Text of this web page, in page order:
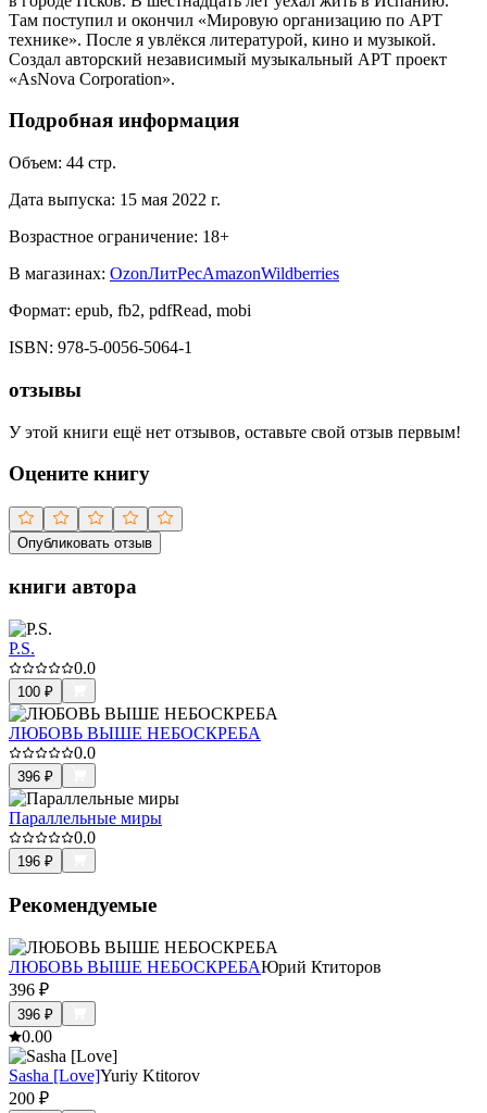
Там поступил и окончил «Мировую организацию по АРТ
технике». После я увлёкся литературой, кино и музыкой.
Создал авторский независимый музыкальный АРТ проект
«AsNova Corporation».
Подробная информация
Объем: 44 стр.
Дата выпуска: 15 мая 2022 г.
Возрастное ограничение: 18+
В магазинах: OzonЛитРесAmazonWildberries
Формат: epub, fb2, pdfRead, mobi
ISBN: 978-5-0056-5064-1
отзывы
У этой книги ещё нет отзывов, оставьте свой отзыв первым!
Оцените книгу
Опубликовать отзыв
книги автора
P.S.
0.0
100 ₽
ЛЮБОВЬ ВЫШЕ НЕБОСКРЕБА
0.0
396 ₽
Параллельные миры
0.0
196 ₽
Рекомендуемые
ЛЮБОВЬ ВЫШЕ НЕБОСКРЕБАЮрий Ктиторов
396 ₽
396 ₽
0.00
Sasha [Love]Yuriy Ktitorov
200 ₽